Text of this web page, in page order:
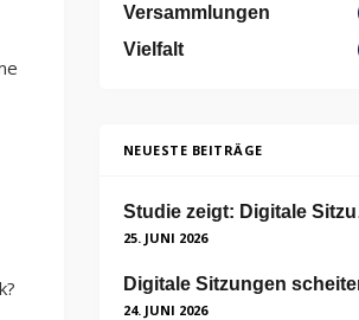
Versammlungen
Vielfalt
NEUESTE BEITRÄGE
25. JUNI 2026
24. JUNI 2026